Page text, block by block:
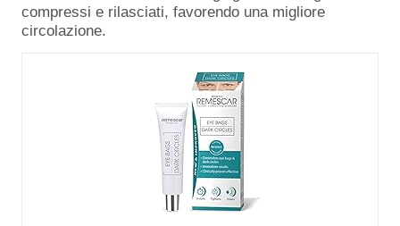
compressi e rilasciati, favorendo una migliore
circolazione.